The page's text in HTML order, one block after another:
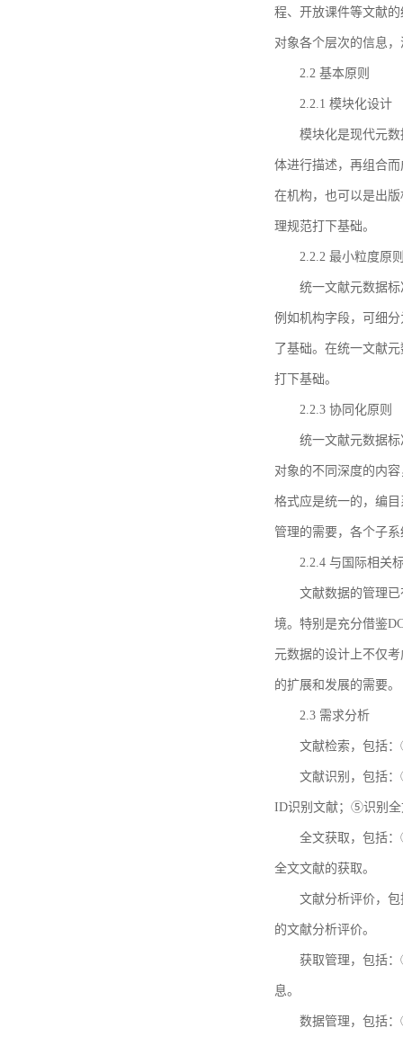
程、开放课件等文献
对象各个层次的信息
2.2 基本原则
2.2.1 模块化设计
模块化是现代元
体进行描述，再组合
在机构，也可以是出
理规范打下基础。
2.2.2 最小粒度原
统一文献元数据
例如机构字段，可细
了基础。在统一文献
打下基础。
2.2.3 协同化原则
统一文献元数据
对象的不同深度的内
格式应是统一的，编
管理的需要，各个子
2.2.4 与国际相关
文献数据的管理
境。特别是充分借鉴
元数据的设计上不仅
的扩展和发展的需要。
2.3 需求分析
文献检索，包括
文献识别，包括
ID识别文献；⑤识别全
全文获取，包括
全文文献的获取。
文献分析评价，
的文献分析评价。
获取管理，包括
息。
数据管理，包括